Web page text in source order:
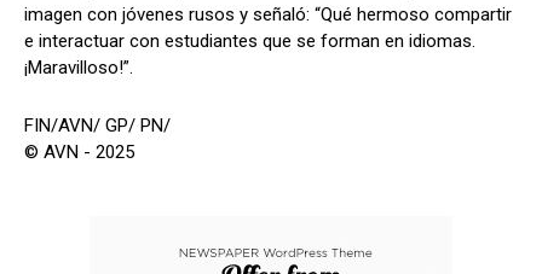
imagen con jóvenes rusos y señaló: “Qué hermoso compartir
e interactuar con estudiantes que se forman en idiomas.
¡Maravilloso!”.
FIN/AVN/ GP/ PN/
© AVN - 2025